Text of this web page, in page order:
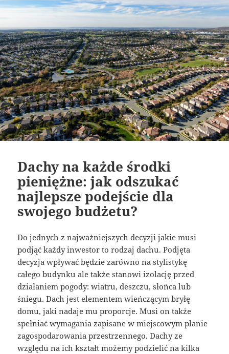
Dachy na każde środki
pieniężne: jak odszukać
najlepsze podejście dla
swojego budżetu?
Do jednych z najważniejszych decyzji jakie musi
podjąć każdy inwestor to rodzaj dachu. Podjęta
decyzja wpływać będzie zarówno na stylistykę
całego budynku ale także stanowi izolację przed
działaniem pogody: wiatru, deszczu, słońca lub
śniegu. Dach jest elementem wieńczącym bryłę
domu, jaki nadaje mu proporcje. Musi on także
spełniać wymagania zapisane w miejscowym planie
zagospodarowania przestrzennego. Dachy ze
względu na ich kształt możemy podzielić na kilka